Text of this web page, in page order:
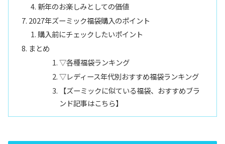
新年のお楽しみとしての価値
2027年ズーミック福袋購入のポイント
購入前にチェックしたいポイント
まとめ
▽各種福袋ランキング
▽レディース年代別おすすめ福袋ランキング
【ズーミックに似ている福袋、おすすめブラ
ンド記事はこちら】